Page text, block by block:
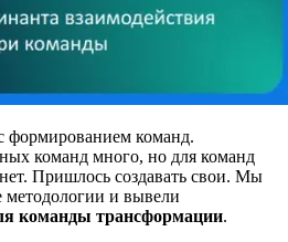
формированием команд.
команд много, но для команд
Пришлось создавать свои. Мы
методологии и вывели
команды трансформации.